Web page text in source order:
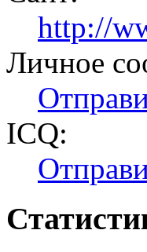
http://
Личное
ICQ: